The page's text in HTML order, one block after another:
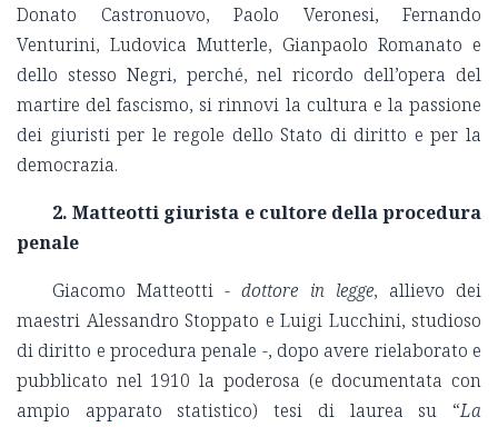
Donato Castronuovo, Paolo Veronesi, Fernando
Venturini, Ludovica Mutterle, Gianpaolo Romanato e
dello stesso Negri, perché, nel ricordo dell’opera del
martire del fascismo, si rinnovi la cultura e la passione
dei giuristi per le regole dello Stato di diritto e per la
democrazia.
2. Matteotti giurista e cultore della procedura
penale
Giacomo Matteotti -dottore in legge, allievo dei
maestri Alessandro Stoppato e Luigi Lucchini, studioso
di diritto e procedura penale -, dopo avere rielaborato e
pubblicato nel 1910 la poderosa (e documentata con
ampio apparato statistico) tesi di laurea su “La